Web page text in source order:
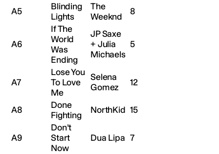
A5
Blinding
Lights
The
Weeknd
8
A6
If The
World
Was
Ending
JP Saxe
+ Julia
Michaels
5
A7
Lose You
To Love
Me
Selena
Gomez
12
A8
Done
Fighting
NorthKid 15
A9
Don’t
Start
Now
Dua Lipa 7